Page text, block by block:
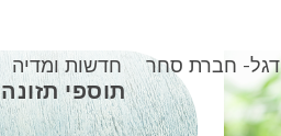
דגל- חברת סחר חדשות ומדיה
תוספי תזונה